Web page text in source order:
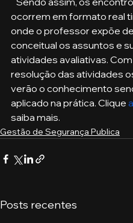
ocorrem em formato real
onde o professor expõe
conceitual os assuntos e
atividades avaliativas. Com
resolução das atividades
verão o conhecimento
aplicado na prática. Clique
saiba mais.
Gestão de Segurança Publica
Posts recentes